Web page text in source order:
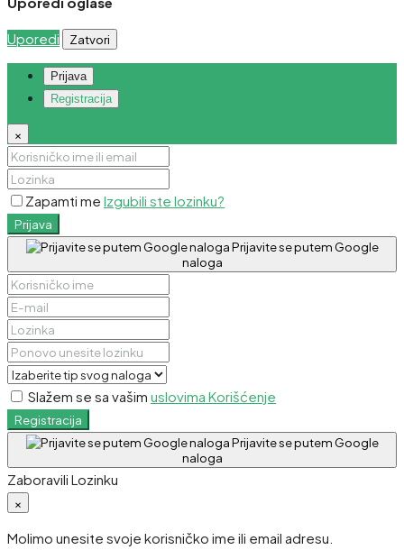
Uporedi Zatvori
Prijava
Registracija
×
Zapamti me Izgubili ste lozinku?
Prijava
Prijavite se putem Google
naloga
Slažem se sa vašim uslovima Korišćenje
Registracija
Prijavite se putem Google
naloga
Zaboravili Lozinku
×
Molimo unesite svoje korisničko ime ili email adresu.